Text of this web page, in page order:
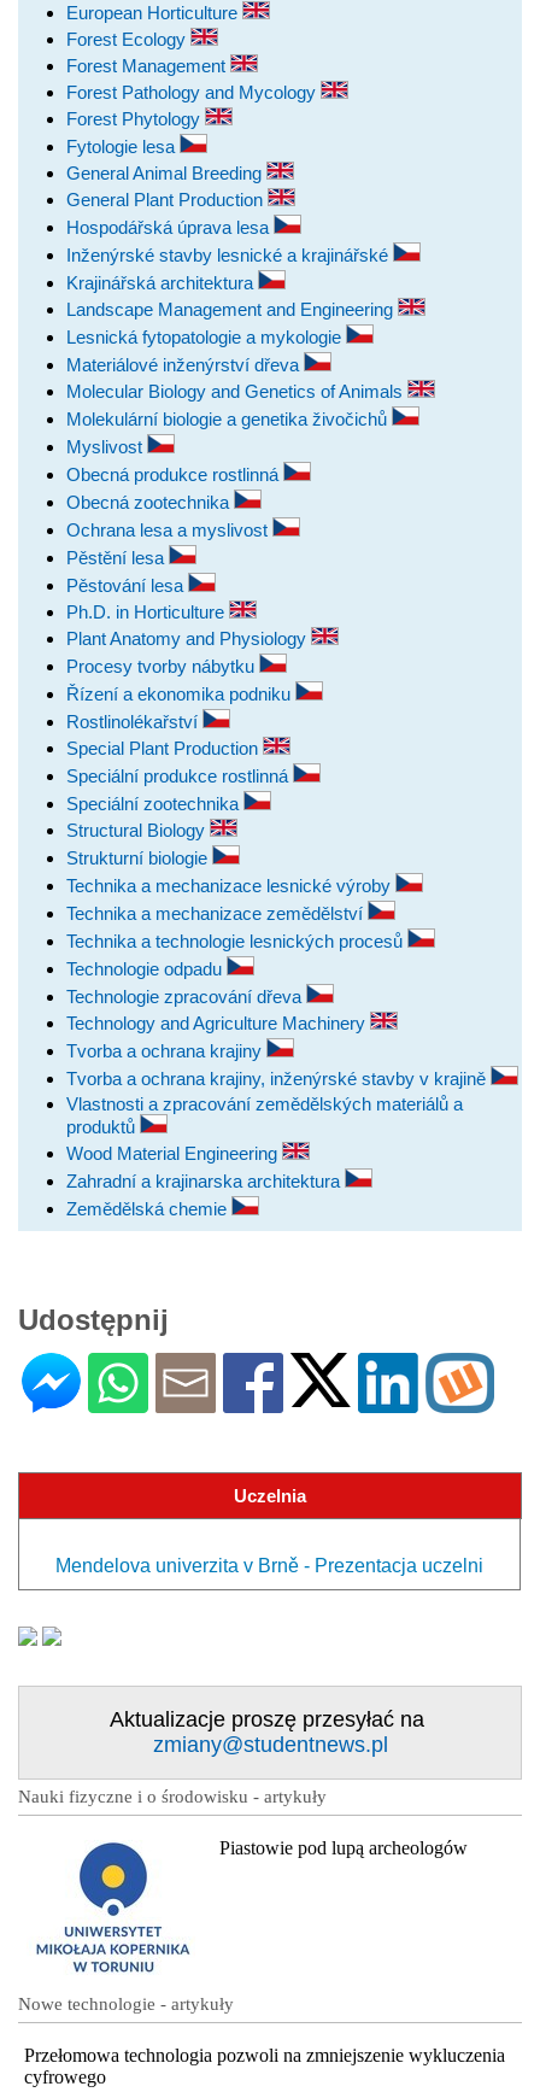
European Horticulture
Forest Ecology
Forest Management
Forest Pathology and Mycology
Forest Phytology
Fytologie lesa
General Animal Breeding
General Plant Production
Hospodářská úprava lesa
Inženýrské stavby lesnické a krajinářské
Krajinářská architektura
Landscape Management and Engineering
Lesnická fytopatologie a mykologie
Materiálové inženýrství dřeva
Molecular Biology and Genetics of Animals
Molekulární biologie a genetika živočichů
Myslivost
Obecná produkce rostlinná
Obecná zootechnika
Ochrana lesa a myslivost
Pěstění lesa
Pěstování lesa
Ph.D. in Horticulture
Plant Anatomy and Physiology
Procesy tvorby nábytku
Řízení a ekonomika podniku
Rostlinolékařství
Special Plant Production
Speciální produkce rostlinná
Speciální zootechnika
Structural Biology
Strukturní biologie
Technika a mechanizace lesnické výroby
Technika a mechanizace zemědělství
Technika a technologie lesnických procesů
Technologie odpadu
Technologie zpracování dřeva
Technology and Agriculture Machinery
Tvorba a ochrana krajiny
Tvorba a ochrana krajiny, inženýrské stavby v krajině
Vlastnosti a zpracování zemědělských materiálů a
produktů
Wood Material Engineering
Zahradní a krajinarska architektura
Zemědělská chemie
Udostępnij
Uczelnia
Mendelova univerzita v Brně - Prezentacja uczelni
Aktualizacje proszę przesyłać na
zmiany@studentnews.pl
Nauki fizyczne i o środowisku - artykuły
Piastowie pod lupą archeologów
Nowe technologie - artykuły
Przełomowa technologia pozwoli na zmniejszenie wykluczenia
cyfrowego